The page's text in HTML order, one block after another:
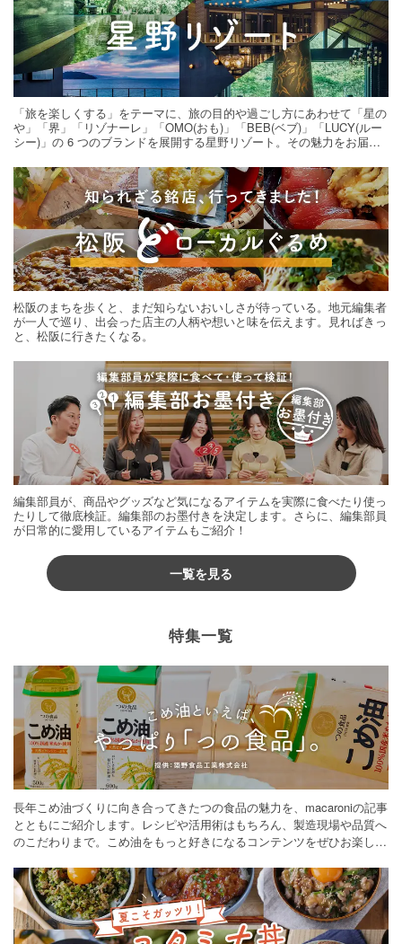
「旅を楽しくする」をテーマに、旅の目的や過ごし方にあわせて「星の
や」「界」「リゾナーレ」「OMO(おも)」「BEB(ベブ)」「LUCY(ルー
シー)」の 6 つのブランドを展開する星野リゾート。その魅力をお届け
松阪のまちを歩くと、まだ知らないおいしさが待っている。地元編集者
が一人で巡り、出会った店主の人柄や想いと味を伝えます。見ればきっ
と、松阪に行きたくなる。
編集部員が、商品やグッズなど気になるアイテムを実際に食べたり使っ
たりして徹底検証。編集部のお墨付きを決定します。さらに、編集部員
が日常的に愛用しているアイテムもご紹介！
一覧を見る
特集一覧
長年こめ油づくりに向き合ってきたつの食品の魅力を、macaroniの記事
とともにご紹介します。レシピや活用術はもちろん、製造現場や品質へ
のこだわりまで。こめ油をもっと好きになるコンテンツをぜひお楽しみ